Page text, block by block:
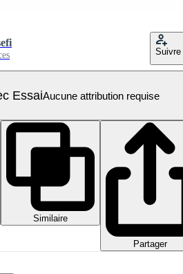
Suivre
EssaiAucune attribution requise
Similaire
Partager